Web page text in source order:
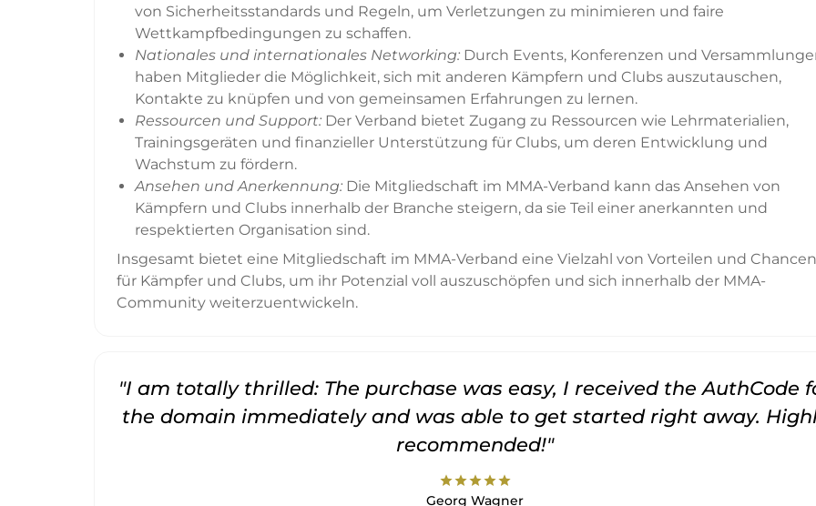
von Sicherheitsstandards und Regeln, um Verletzungen zu minimieren und faire
Wettkampfbedingungen zu schaffen.
Nationales und internationales Networking: Durch Events, Konferenzen und
haben Mitglieder die Möglichkeit, sich mit anderen Kämpfern und Clubs auszutauschen,
Kontakte zu knüpfen und von gemeinsamen Erfahrungen zu lernen.
Ressourcen und Support: Der Verband bietet Zugang zu Ressourcen wie Lehrmaterialien,
Trainingsgeräten und finanzieller Unterstützung für Clubs, um deren Entwicklung und
Wachstum zu fördern.
Ansehen und Anerkennung: Die Mitgliedschaft im MMA-Verband kann das Ansehen von
Kämpfern und Clubs innerhalb der Branche steigern, da sie Teil einer anerkannten und
respektierten Organisation sind.
Insgesamt bietet eine Mitgliedschaft im MMA-Verband eine Vielzahl von Vorteilen und Chancen
für Kämpfer und Clubs, um ihr Potenzial voll auszuschöpfen und sich innerhalb der MMA-
Community weiterzuentwickeln.
"I am totally thrilled: The purchase was easy, I received the AuthCode
the domain immediately and was able to get started right away.
recommended!"
starstarstarstarstar
Georg Wagner